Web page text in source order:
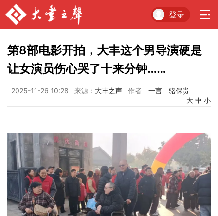
登录
第8部电影开拍，大丰这个男导演硬是
让女演员伤心哭了十来分钟……
2025-11-26 10:28 来源： 大丰之声 作者： 一言 骆保贵
大 中 小